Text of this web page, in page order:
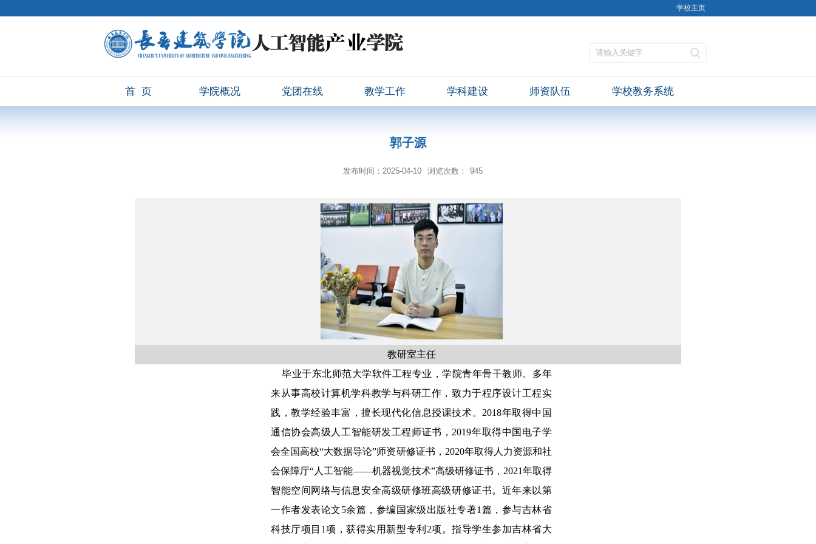
学校主页
首页 学院概况 党团在线 教学工作 学科建设 师资队伍 学校教务系统
郭子源
发布时间：2025-04-10 浏览次数： 945
教研室主任
毕业于东北师范大学软件工程专业，学院青年骨干教师。多年
来从事高校计算机学科教学与科研工作，致力于程序设计工程实
践，教学经验丰富，擅长现代化信息授课技术。 2018年取得中国
通信协会高级人工智能研发工程师证书， 2019年取得中国电子学
会全国高校“大数据导论”师资研修证书， 2020年取得人力资源和社
会保障厅“人工智能——机器视觉技术”高级研修证书， 2021年取得
智能空间网络与信息安全高级研修班高级研修证书。近年来以第
一作者发表论文5余篇，参编国家级出版社专著1 篇，参与吉林省
科技厅项目 1项，获得实用新型专利 2项。指导学生参加吉林省大